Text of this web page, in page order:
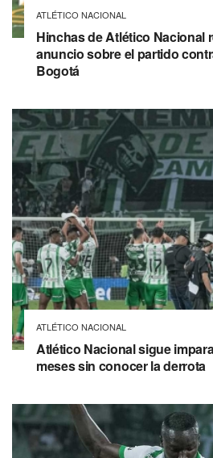
ATLÉTICO NACIONAL
Hinchas de Atlético Nacional
anuncio sobre el partido
Bogotá
ATLÉTICO NACIONAL
Atlético Nacional sigue
meses sin conocer la derrota